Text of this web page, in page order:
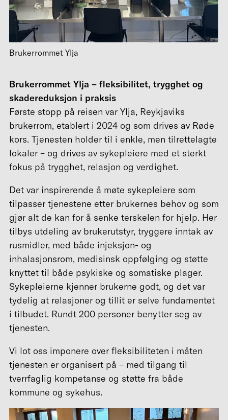
Brukerrommet Ylja
Brukerrommet Ylja – fleksibilitet, trygghet og
skadereduksjon i praksis
Første stopp på reisen var Ylja, Reykjaviks
brukerrom, etablert i 2024 og som drives av Røde
kors. Tjenesten holder til i enkle, men tilrettelagte
lokaler – og drives av sykepleiere med et sterkt
fokus på trygghet, relasjon og verdighet.
Det var inspirerende å møte sykepleiere som
tilpasser tjenestene etter brukernes behov og som
gjør alt de kan for å senke terskelen for hjelp. Her
tilbys utdeling av brukerutstyr, tryggere inntak av
rusmidler, med både injeksjon- og
inhalasjonsrom, medisinsk oppfølging og støtte
knyttet til både psykiske og somatiske plager.
Sykepleierne kjenner brukerne godt, og det var
tydelig at relasjoner og tillit er selve fundamentet
i tilbudet. Rundt 200 personer benytter seg av
tjenesten.
Vi lot oss imponere over fleksibiliteten i måten
tjenesten er organisert på – med tilgang til
tverrfaglig kompetanse og støtte fra både
kommune og sykehus.